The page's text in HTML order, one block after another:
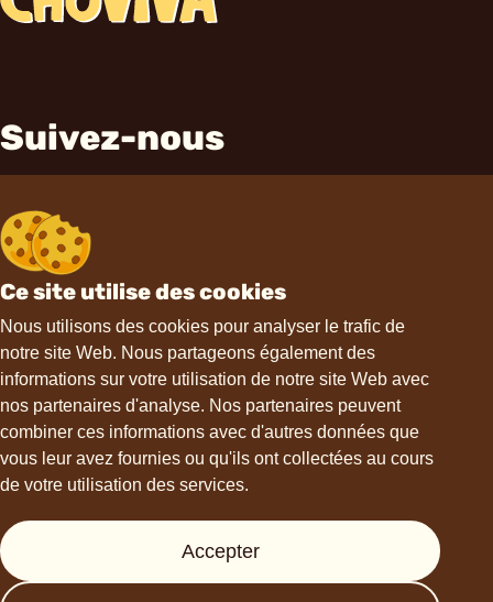
Ce site utilise des cookies
Nous utilisons des cookies pour analyser le trafic de
notre site Web. Nous partageons également des
informations sur votre utilisation de notre site Web avec
nos partenaires d'analyse. Nos partenaires peuvent
combiner ces informations avec d'autres données que
vous leur avez fournies ou qu'ils ont collectées au cours
de votre utilisation des services.
Accepter
Suivez-nous
Contact
hello@choviva.com
Presse
FAQs